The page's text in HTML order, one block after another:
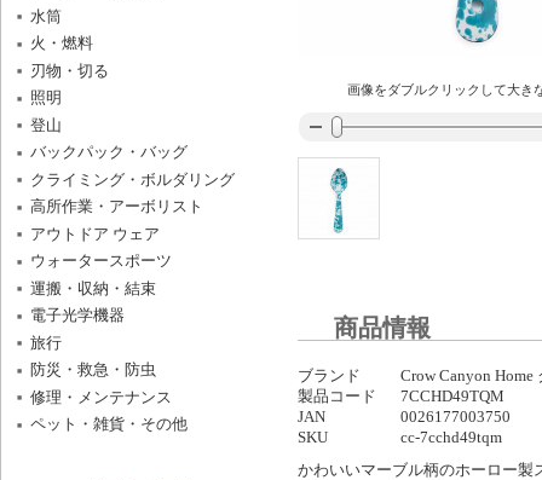
画像をダブルクリックして大き
商品情報
ブランド
Crow Canyon
製品コード
7CCHD49TQM
JAN
0026177003750
SKU
cc-7cchd49tqm
かわいいマーブル柄のホーロー製
水筒
火・燃料
刃物・切る
照明
登山
バックパック・バッグ
クライミング・ボルダリング
高所作業・アーボリスト
アウトドア ウェア
ウォータースポーツ
運搬・収納・結束
電子光学機器
旅行
防災・救急・防虫
修理・メンテナンス
ペット・雑貨・その他